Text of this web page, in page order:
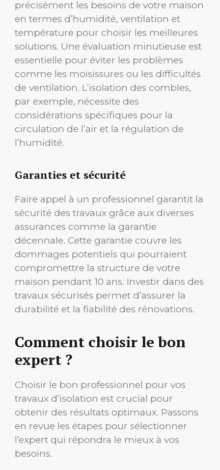
précisément les besoins de votre maison
en termes d’humidité, ventilation et
température pour choisir les meilleures
solutions. Une évaluation minutieuse est
essentielle pour éviter les problèmes
comme les moisissures ou les difficultés
de ventilation. L’isolation des combles,
par exemple, nécessite des
considérations spécifiques pour la
circulation de l’air et la régulation de
l’humidité.
Garanties et sécurité
Faire appel à un professionnel garantit la
sécurité des travaux grâce aux diverses
assurances comme la garantie
décennale. Cette garantie couvre les
dommages potentiels qui pourraient
compromettre la structure de votre
maison pendant 10 ans. Investir dans des
travaux sécurisés permet d’assurer la
durabilité et la fiabilité des rénovations.
Comment choisir le bon
expert ?
Choisir le bon professionnel pour vos
travaux d’isolation est crucial pour
obtenir des résultats optimaux. Passons
en revue les étapes pour sélectionner
l’expert qui répondra le mieux à vos
besoins.